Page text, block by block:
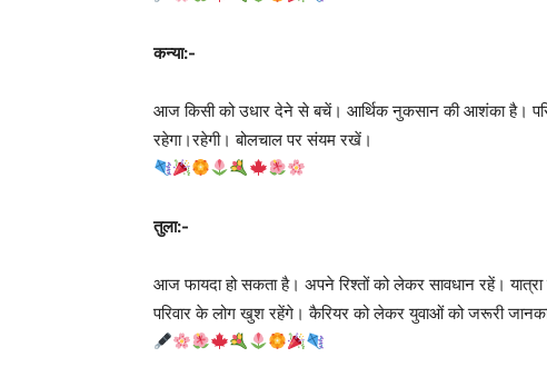
कन्या:-
आज किसी को उधार देने से बचें। आर्थिक नुकसान की आशंका है।
रहेगा।रहेगी। बोलचाल पर संयम रखें।
तुला:-
आज फायदा हो सकता है। अपने रिश्तों को लेकर सावधान रहें।
परिवार के लोग खुश रहेंगे। कैरियर को लेकर युवाओं को जरूरी